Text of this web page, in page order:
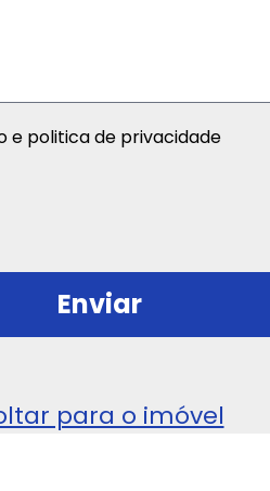
e politica de privacidade
Enviar
para o imóvel